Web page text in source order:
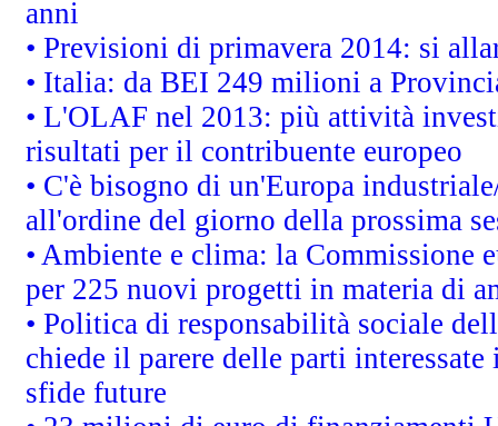
anni
• Previsioni di primavera 2014: si
• Italia: da BEI 249 milioni a
• L'OLAF nel 2013: più attività
risultati per il contribuente europeo
• C'è bisogno di un'Europa
all'ordine del giorno della prossima
• Ambiente e clima: la Commissione
per 225 nuovi progetti in materia di
• Politica di responsabilità sociale
chiede il parere delle parti
sfide future